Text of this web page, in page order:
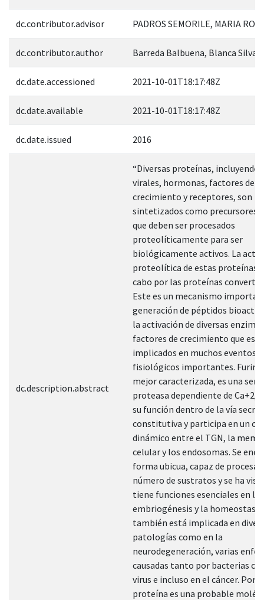
dc.contributor.advisor PADROS SEMORILE, MARIA
dc.contributor.author Barreda Balbuena, Blanca
dc.date.accessioned 2021-10-01T18:17:48Z
dc.date.available 2021-10-01T18:17:48Z
dc.date.issued 2016
dc.description.abstract
“Diversas proteínas, incluyendo
virales, hormonas, factores de
crecimiento y receptores, son
sintetizados como precursores
que deben ser procesados
proteolíticamente para ser
biológicamente activos. La
proteolítica de estas proteínas
cabo por las proteínas
Este es un mecanismo
generación de péptidos
la activación de diversas
factores de crecimiento que
implicados en muchos eventos
fisiológicos importantes. Furina
mejor caracterizada, es una
proteasa dependiente de Ca+2,
su función dentro de la vía
constitutiva y participa en un
dinámico entre el TGN, la
celular y los endosomas. Se
forma ubicua, capaz de procesar
número de sustratos y se ha
tiene funciones esenciales en la
embriogénesis y la
también está implicada en
patologías como en la
neurodegeneración, varias
causadas tanto por bacterias
virus e incluso en el cáncer. Por
proteína es una probable